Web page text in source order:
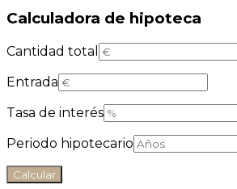
Calculadora de hipoteca
Cantidad total
Entrada
Tasa de interés
Periodo hipotecario